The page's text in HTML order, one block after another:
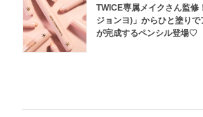
TWICE専属メイクさん監
ジョンヨ)」からひと塗り
が完成するペンシル登場♡